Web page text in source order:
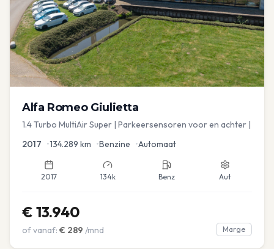
Alfa Romeo Giulietta
1.4 Turbo MultiAir Super | Parkeersensoren voor en achter |
2017 •134.289 km •Benzine •Automaat
2017 134k Benz Aut
€ 13.940
of vanaf: € 289 /mnd Marge